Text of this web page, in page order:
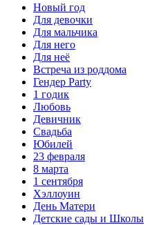
Новый год
Для девочки
Для мальчика
Для него
Для неё
Встреча из роддома
Гендер Party
1 годик
Любовь
Девичник
Свадьба
Юбилей
23 февраля
8 марта
1 сентября
Хэллоуин
День Матери
Детские сады и Школы